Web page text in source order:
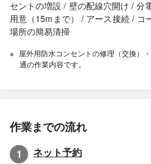
セントの増設 / 壁の配線穴開け / 分
用意（15mまで） / アース接続 / コ
場所の簡易清掃
屋外用防水コンセントの修理（交換）
通の作業内容です。
作業までの流れ
1 ネット予約